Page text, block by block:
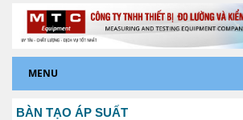
MENU
BÀN TẠO ÁP SUẤT